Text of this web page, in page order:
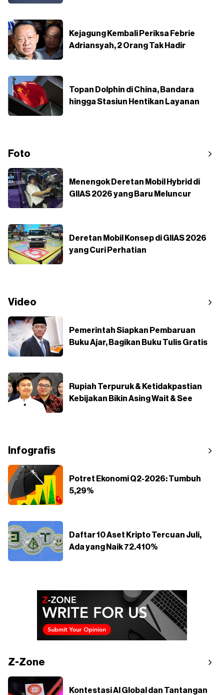
Kejagung Kembali Periksa Febrie
Adriansyah, 2 Orang Tak Hadir
Topan Dolphin di China, Bandara
hingga Stasiun Hentikan Layanan
Foto
Menengok Deretan Mobil Hybrid di
GIIAS 2026 yang Baru Meluncur
Deretan Mobil Konsep di GIIAS 2026
yang Curi Perhatian
Video
Pemerintah Siapkan Pembaruan
Buku Ajar, Bagikan Buku Tulis Gratis
Rupiah Terpuruk & Ketidakpastian
Kebijakan Bikin Asing Wait & See
Infografis
Potret Ekonomi Q2-2026: Tumbuh
5,29%
Daftar 10 Aset Kripto Tercuan Juli,
Ada yang Naik 72.410%
Z-Zone
Kontestasi AI Global dan Tantangan